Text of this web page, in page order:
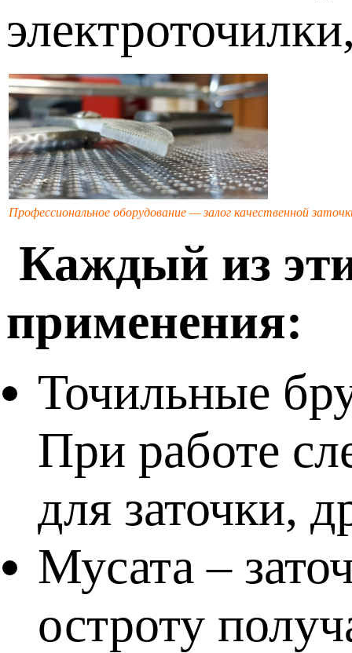
Профессиональное оборудование — залог качественной
Каждый из
применения:
Точильные
При работе
для заточки,
Мусата –
остроту